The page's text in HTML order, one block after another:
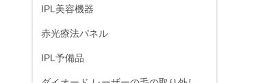
IPL美容機器
赤光療法パネル
IPL予備品